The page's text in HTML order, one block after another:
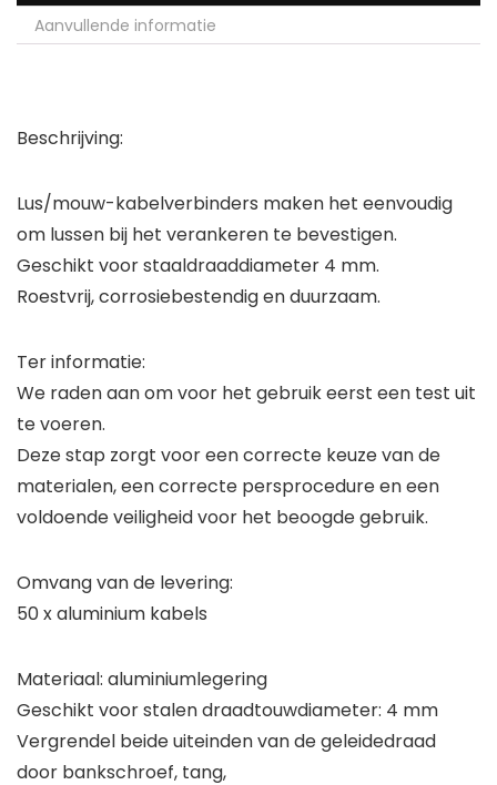
Aanvullende informatie
Beschrijving:
Lus/mouw-kabelverbinders maken het eenvoudig
om lussen bij het verankeren te bevestigen.
Geschikt voor staaldraaddiameter 4 mm.
Roestvrij, corrosiebestendig en duurzaam.
Ter informatie:
We raden aan om voor het gebruik eerst een test uit
te voeren.
Deze stap zorgt voor een correcte keuze van de
materialen, een correcte persprocedure en een
voldoende veiligheid voor het beoogde gebruik.
Omvang van de levering:
50 x aluminium kabels
Materiaal: aluminiumlegering
Geschikt voor stalen draadtouwdiameter: 4 mm
Vergrendel beide uiteinden van de geleidedraad
door bankschroef, tang,